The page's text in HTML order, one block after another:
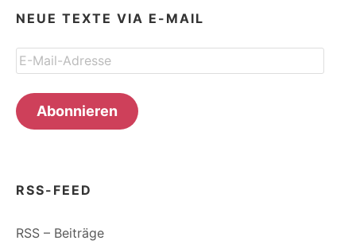
NEUE TEXTE VIA E-MAIL
E-
Mail-
Adresse
Abonnieren
RSS-FEED
RSS – Beiträge